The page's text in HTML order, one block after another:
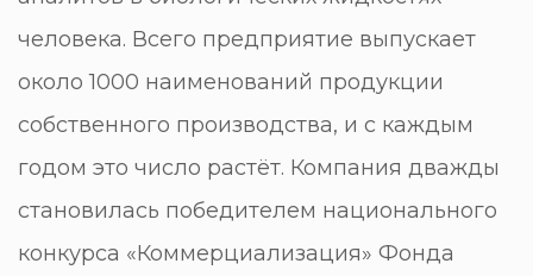
человека. Всего предприятие выпускает
около 1000 наименований продукции
собственного производства, и с каждым
годом это число растёт. Компания дважды
становилась победителем национального
конкурса «Коммерциализация» Фонда